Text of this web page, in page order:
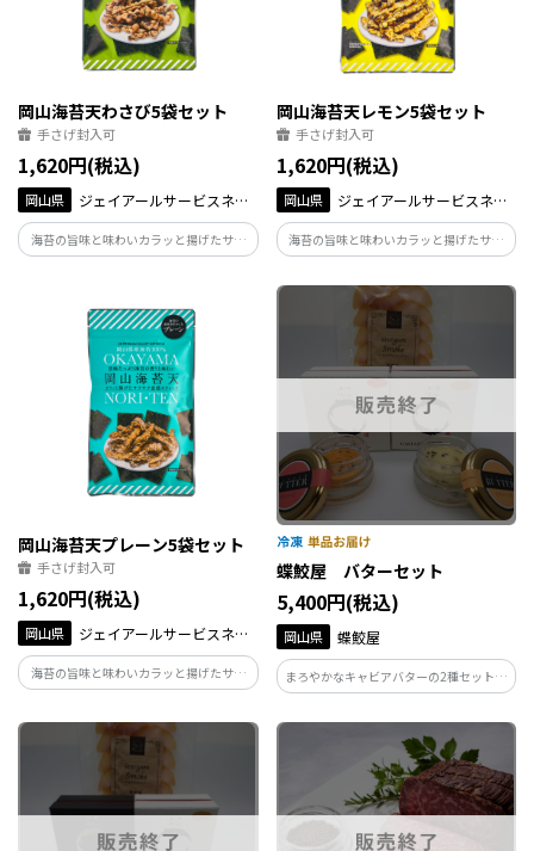
岡山海苔天わさび5袋セット
手さげ封入可
1,620円(税込)
岡山県
ジェイアールサービスネッ
ト岡山
海苔の旨味と味わいカラッと揚げたサク
サク食感スティック
岡山海苔天レモン5袋セット
手さげ封入可
1,620円(税込)
岡山県
ジェイアールサービスネッ
ト岡山
海苔の旨味と味わいカラッと揚げたサク
サク食感スティック
岡山海苔天プレーン5袋セット
手さげ封入可
1,620円(税込)
岡山県
ジェイアールサービスネッ
ト岡山
海苔の旨味と味わいカラッと揚げたサク
サク食感スティック
蝶鮫屋 バターセット
5,400円(税込)
岡山県 蝶鮫屋
まろやかなキャビアバターの2種セットで
す。